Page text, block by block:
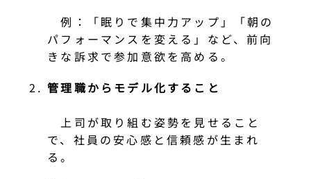
例：「眠りで集中力アップ」「朝の
パフォーマンスを変える」など、前向
きな訴求で参加意欲を高める。
管理職からモデル化すること
上司が取り組む姿勢を見せること
で、社員の安心感と信頼感が生まれ
る。